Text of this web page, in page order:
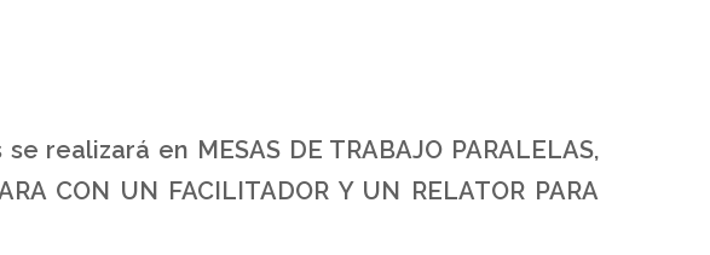
en MESAS DE TRABAJO PARALELAS,
CON UN FACILITADOR Y UN RELATOR PARA